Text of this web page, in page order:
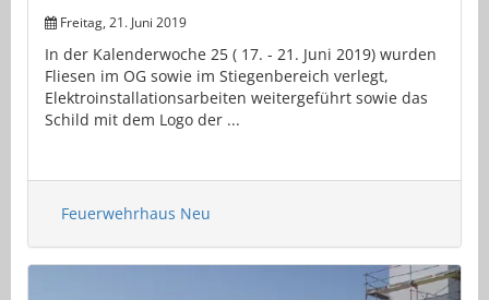
Freitag, 21. Juni 2019
In der Kalenderwoche 25 ( 17. - 21. Juni 2019) wurden
Fliesen im OG sowie im Stiegenbereich verlegt,
Elektroinstallationsarbeiten weitergeführt sowie das
Schild mit dem Logo der ...
Feuerwehrhaus Neu